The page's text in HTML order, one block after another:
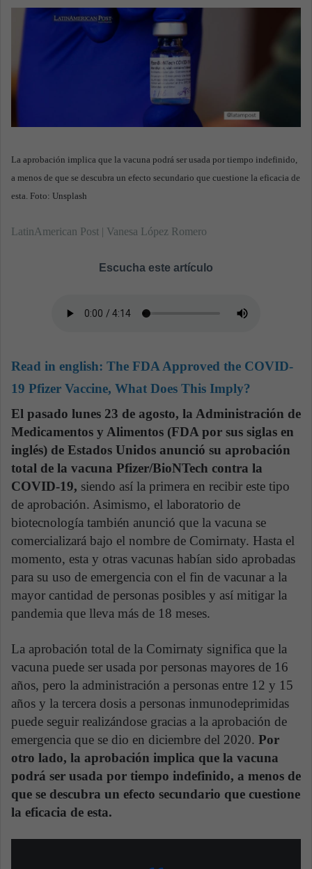
La aprobación implica que la vacuna podrá ser usada por tiempo indefinido,
a menos de que se descubra un efecto secundario que cuestione la eficacia de
esta. Foto: Unsplash
LatinAmerican Post | Vanesa López Romero
Escucha este artículo
Read in english: The FDA Approved the COVID-
19 Pfizer Vaccine, What Does This Imply?
El pasado lunes 23 de agosto, la Administración de
Medicamentos y Alimentos (FDA por sus siglas en
inglés) de Estados Unidos anunció su aprobación
total de la vacuna Pfizer/BioNTech contra la
COVID-19, siendo así la primera en recibir este tipo
de aprobación. Asimismo, el laboratorio de
biotecnología también anunció que la vacuna se
comercializará bajo el nombre de Comirnaty. Hasta el
momento, esta y otras vacunas habían sido aprobadas
para su uso de emergencia con el fin de vacunar a la
mayor cantidad de personas posibles y así mitigar la
pandemia que lleva más de 18 meses.
La aprobación total de la Comirnaty significa que la
vacuna puede ser usada por personas mayores de 16
años, pero la administración a personas entre 12 y 15
años y la tercera dosis a personas inmunodeprimidas
puede seguir realizándose gracias a la aprobación de
emergencia que se dio en diciembre del 2020. Por
otro lado, la aprobación implica que la vacuna
podrá ser usada por tiempo indefinido, a menos de
que se descubra un efecto secundario que cuestione
la eficacia de esta.